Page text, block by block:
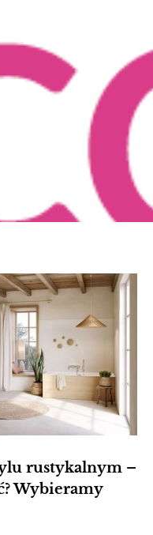
rustykalnym –
Wybieramy